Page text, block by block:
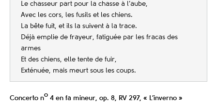
Le chasseur part pour la chasse à l’aube,
Avec les cors, les fusils et les chiens.
La bête fuit, et ils la suivent à la trace.
Déjà emplie de frayeur, fatiguée par les fracas des
armes
Et des chiens, elle tente de fuir,
Exténuée, mais meurt sous les coups.
Concerto no 4 en fa mineur, op. 8, RV 297, « L’inverno »